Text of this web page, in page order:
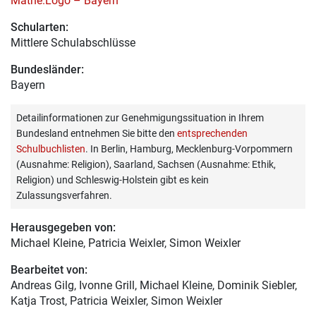
Schularten:
Mittlere Schulabschlüsse
Bundesländer:
Bayern
Detailinformationen zur Genehmigungssituation in Ihrem
Bundesland entnehmen Sie bitte den entsprechenden
Schulbuchlisten. In Berlin, Hamburg, Mecklenburg-Vorpommern
(Ausnahme: Religion), Saarland, Sachsen (Ausnahme: Ethik,
Religion) und Schleswig-Holstein gibt es kein
Zulassungsverfahren.
Herausgegeben von:
Michael Kleine, Patricia Weixler, Simon Weixler
Bearbeitet von:
Andreas Gilg, Ivonne Grill, Michael Kleine, Dominik Siebler,
Katja Trost, Patricia Weixler, Simon Weixler